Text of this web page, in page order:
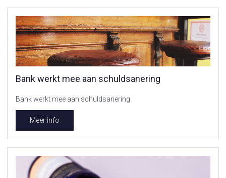
Bank werkt mee aan schuldsanering
Bank werkt mee aan schuldsanering
Meer info